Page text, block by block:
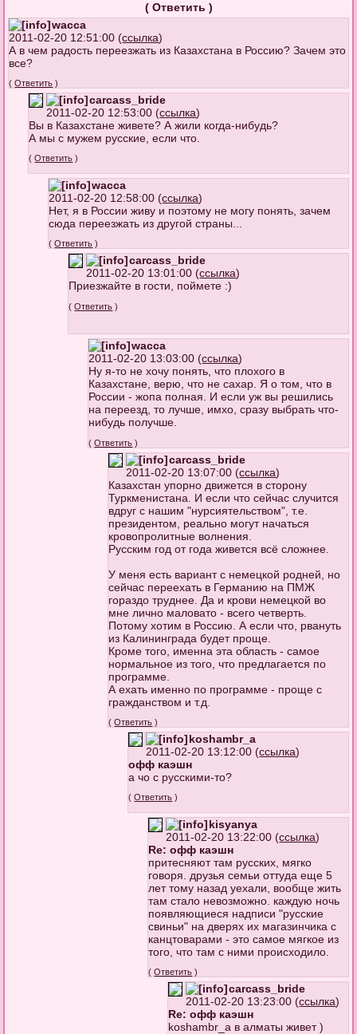
( Ответить )
wacca
2011-02-20 12:51:00 (ссылка)
А в чем радость переезжать из Казахстана в Россию? Зачем это
все?
(Ответить )
carcass_bride
2011-02-20 12:53:00 (ссылка)
Вы в Казахстане живете? А жили когда-нибудь?
А мы с мужем русские, если что.
(Ответить )
wacca
2011-02-20 12:58:00 (ссылка)
Нет, я в России живу и поэтому не могу понять, зачем
сюда переезжать из другой страны...
(Ответить )
carcass_bride
2011-02-20 13:01:00 (ссылка)
Приезжайте в гости, поймете :)
(Ответить )
wacca
2011-02-20 13:03:00 (ссылка)
Ну я-то не хочу понять, что плохого в
Казахстане, верю, что не сахар. Я о том, что в
России - жопа полная. И если уж вы решились
на переезд, то лучше, имхо, сразу выбрать что-
нибудь получше.
(Ответить )
carcass_bride
2011-02-20 13:07:00 (ссылка)
Казахстан упорно движется в сторону
Туркменистана. И если что сейчас случится
вдруг с нашим "нурсиятельством", т.е.
президентом, реально могут начаться
кровопролитные волнения.
Русским год от года живется всё сложнее.
У меня есть вариант с немецкой родней, но
сейчас переехать в Германию на ПМЖ
гораздо труднее. Да и крови немецкой во
мне лично маловато - всего четверть.
Потому хотим в Россию. А если что, рвануть
из Калининграда будет проще.
Кроме того, именна эта область - самое
нормальное из того, что предлагается по
программе.
А ехать именно по программе - проще с
гражданством и т.д.
(Ответить )
koshambr_a
2011-02-20 13:12:00 (ссылка)
офф каэшн
а чо с русскими-то?
(Ответить )
kisyanya
2011-02-20 13:22:00 (ссылка)
Re: офф каэшн
притесняют там русских, мягко
говоря. друзья семьи оттуда еще 5
лет тому назад уехали, вообще жить
там стало невозможно. каждую ночь
появляющиеся надписи "русские
свиньи" на дверях их магазинчика с
канцтоварами - это самое мягкое из
того, что там с ними происходило.
(Ответить )
carcass_bride
2011-02-20 13:23:00 (ссылка)
Re: офф каэшн
koshambr_a в алматы живет )